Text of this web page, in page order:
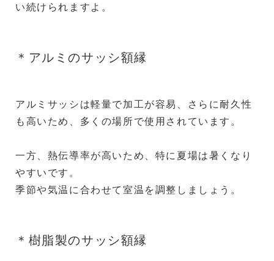
い続けられますよ。
＊アルミのサッシ額縁
アルミサッシは軽量で加工が容易、さらに耐久性
も高いため、多くの場所で使用されています。
一方、熱伝導率が高いため、特に夏場は暑くなり
やすいです。
季節や気温に合わせて室温を調整しましょう。
＊樹脂製のサッシ額縁